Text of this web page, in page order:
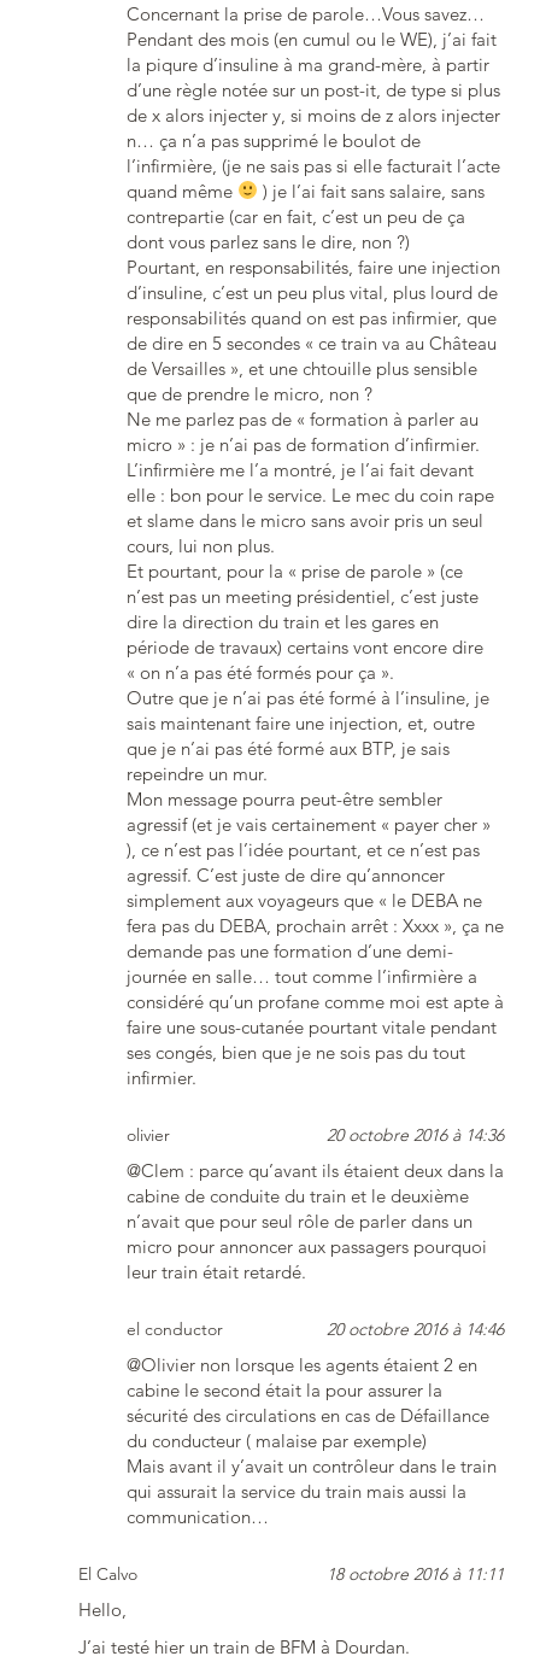
Concernant la prise de parole…Vous savez…
Pendant des mois (en cumul ou le WE), j’ai fait
la piqure d’insuline à ma grand-mère, à partir
d’une règle notée sur un post-it, de type si plus
de x alors injecter y, si moins de z alors injecter
n… ça n’a pas supprimé le boulot de
l’infirmière, (je ne sais pas si elle facturait l’acte
quand même
) je l’ai fait sans salaire, sans
contrepartie (car en fait, c’est un peu de ça
dont vous parlez sans le dire, non ?)
Pourtant, en responsabilités, faire une injection
d’insuline, c’est un peu plus vital, plus lourd de
responsabilités quand on est pas infirmier, que
de dire en 5 secondes « ce train va au Château
de Versailles », et une chtouille plus sensible
que de prendre le micro, non ?
Ne me parlez pas de « formation à parler au
micro » : je n’ai pas de formation d’infirmier.
L’infirmière me l’a montré, je l’ai fait devant
elle : bon pour le service. Le mec du coin rape
et slame dans le micro sans avoir pris un seul
cours, lui non plus.
Et pourtant, pour la « prise de parole » (ce
n’est pas un meeting présidentiel, c’est juste
dire la direction du train et les gares en
période de travaux) certains vont encore dire
« on n’a pas été formés pour ça ».
Outre que je n’ai pas été formé à l’insuline, je
sais maintenant faire une injection, et, outre
que je n’ai pas été formé aux BTP, je sais
repeindre un mur.
Mon message pourra peut-être sembler
agressif (et je vais certainement « payer cher »
), ce n’est pas l’idée pourtant, et ce n’est pas
agressif. C’est juste de dire qu’annoncer
simplement aux voyageurs que « le DEBA ne
fera pas du DEBA, prochain arrêt : Xxxx », ça ne
demande pas une formation d’une demi-
journée en salle… tout comme l’infirmière a
considéré qu’un profane comme moi est apte à
faire une sous-cutanée pourtant vitale pendant
ses congés, bien que je ne sois pas du tout
infirmier.
olivier 20 octobre 2016 à 14:36
@Clem : parce qu’avant ils étaient deux dans la
cabine de conduite du train et le deuxième
n’avait que pour seul rôle de parler dans un
micro pour annoncer aux passagers pourquoi
leur train était retardé.
el conductor 20 octobre 2016 à 14:46
@Olivier non lorsque les agents étaient 2 en
cabine le second était la pour assurer la
sécurité des circulations en cas de Défaillance
du conducteur ( malaise par exemple)
Mais avant il y’avait un contrôleur dans le train
qui assurait la service du train mais aussi la
communication…
El Calvo 18 octobre 2016 à 11:11
Hello,
J’ai testé hier un train de BFM à Dourdan.